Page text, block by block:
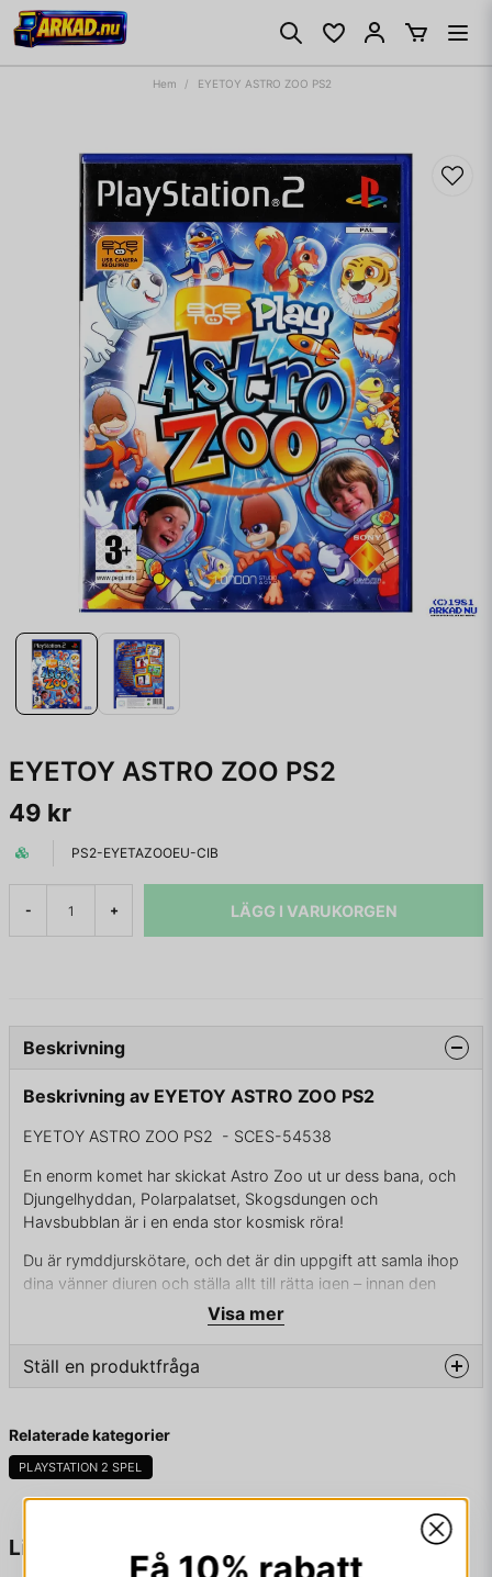
Hem EYETOY ASTRO ZOO PS2
EYETOY ASTRO ZOO PS2
49 kr
PS2-EYETAZOOEU-CIB
- + LÄGG I VARUKORGEN
Liknande produkter
Beskrivning
Beskrivning av EYETOY ASTRO ZOO PS2
EYETOY ASTRO ZOO PS2 - SCES-54538
En enorm komet har skickat Astro Zoo ut ur dess bana, och
Djungelhyddan, Polarpalatset, Skogsdungen och
Havsbubblan är i en enda stor kosmisk röra!
Du är rymddjurskötare, och det är din uppgift att samla ihop
dina vänner djuren och ställa allt till rätta igen – innan den
stora invigningsceremonin i morgon.
Du får till exempel hjälpa djuren att hitta sina rymddräkter,
ägna dig åt fårklippning i rymden och valla krokodilerna
tillbaka in i deras Astro-tank!
KOMPLETT I BOX
Visa mer
Ställ en produktfråga
Fråga oss något om denna produkten...
Relaterade kategorier
PLAYSTATION 2 SPEL